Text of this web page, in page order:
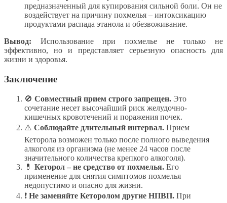
предназначенный для купирования сильной боли. Он не
воздействует на причину похмелья – интоксикацию
продуктами распада этанола и обезвоживание.
Вывод: Использование при похмелье не только не
эффективно, но и представляет серьезную опасность для
жизни и здоровья.
Заключение
🚫 Совместный прием строго запрещен. Это
сочетание несет высочайший риск желудочно-
кишечных кровотечений и поражения почек.
⚠️ Соблюдайте длительный интервал. Прием
Кеторола возможен только после полного выведения
алкоголя из организма (не менее 24 часов после
значительного количества крепкого алкоголя).
💊 Кеторол – не средство от похмелья. Его
применение для снятия симптомов похмелья
недопустимо и опасно для жизни.
❗ Не заменяйте Кеторолом другие НПВП. При